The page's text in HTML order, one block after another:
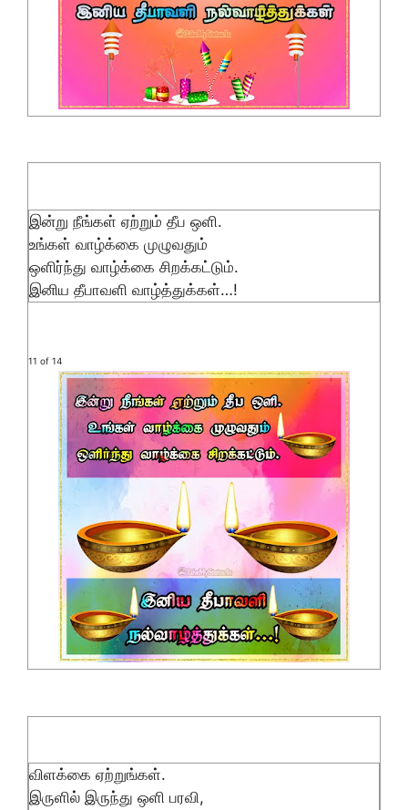
இன்று நீங்கள் ஏற்றும் தீப ஒளி.
உங்கள் வாழ்க்கை முழுவதும்
ஒளிர்ந்து வாழ்க்கை சிறக்கட்டும்.
இனிய தீபாவளி வாழ்த்துக்கள்…!
11 of 14
விளக்கை ஏற்றுங்கள்.
இருளில் இருந்து ஒளி பரவி,